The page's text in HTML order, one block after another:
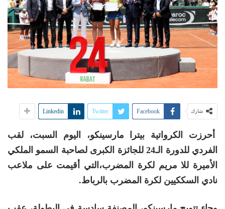
شارك Facebook
Twitter
Linkedin
أحرزت الكرواتية بيترا مارسينكو، اليوم السبت، لقب
الفردي للدورة الـ24 للجائزة الكبرى لصاحبة السمو الملكي
الأميرة للا مريم لكرة المضرب،التي أقيمت على ملاعب
نادي السككيين لكرة المضرب بالرباط.